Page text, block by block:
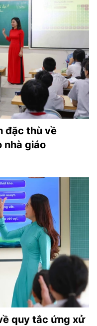
đặc thù về
nhà giáo
quy tắc ứng xử